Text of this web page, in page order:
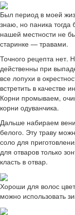
Был период в моей
знаю, но паника тогда
нашей местности не
старинке — травами.
Точного рецепта нет.
действенны при
все лопухи в
встретить в качестве
Корни промываем,
корни одуванчика.
Дальше набираем
белого. Эту траву
соло для
для отваров только
класть в отвар.
Хороши для волос
можно использовать